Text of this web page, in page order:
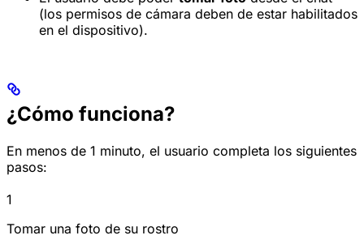
(los permisos de cámara deben de estar habilitados
en el dispositivo).
¿Cómo funciona?
En menos de 1 minuto, el usuario completa los siguientes
pasos:
1
Tomar una foto de su rostro